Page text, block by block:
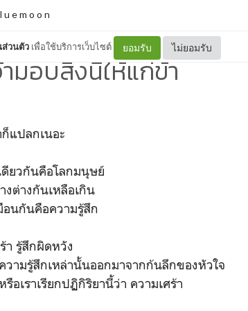
ส่วนตัว เพื่อใช้บริการเว็บไซต์ ยอมรับ ไม่ยอมรับ
u e m o o n
มอบสิ่งนี้ให้แก่ข้า
แปลกเนอะ
ดียวกันคือโลกมนุษย์
ต่างกันเหลือเกิน
นกันคือความรู้สึก
า รู้สึกผิดหวัง
ามรู้สึกเหล่านั้นออกมาจากก้นลึกของหัวใจ
อเราเรียกปฏิกิริยานี้ว่า ความเศร้า